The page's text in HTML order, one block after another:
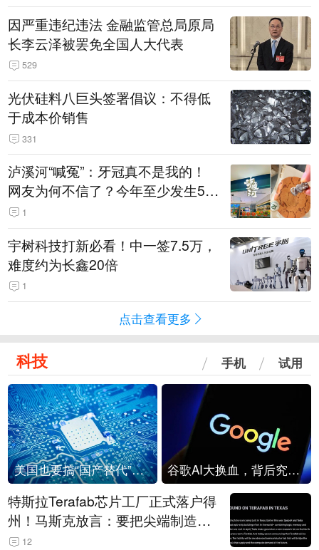
因严重违纪违法 金融监管总局原局
长李云泽被罢免全国人大代表
529
光伏硅料八巨头签署倡议：不得低
于成本价销售
331
泸溪河“喊冤”：牙冠真不是我的！
网友为何不信了？今年至少发生5
起“食品冤案”
1
宇树科技打新必看！中一签7.5万，
难度约为长鑫20倍
1
点击查看更多
科技 手机 试用
美国也要搞“国产替代”？先算清三笔账 谷歌AI大换血，背后究竟发生了什么？
特斯拉Terafab芯片工厂正式落户得
州！马斯克放言：要把尖端制造带
回美国
12